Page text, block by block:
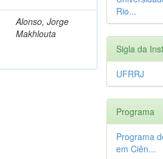
Alonso, Jorge
Makhlouta
Rio...
Sigla da
UFRRJ
Programa
Programa
em Ciên...